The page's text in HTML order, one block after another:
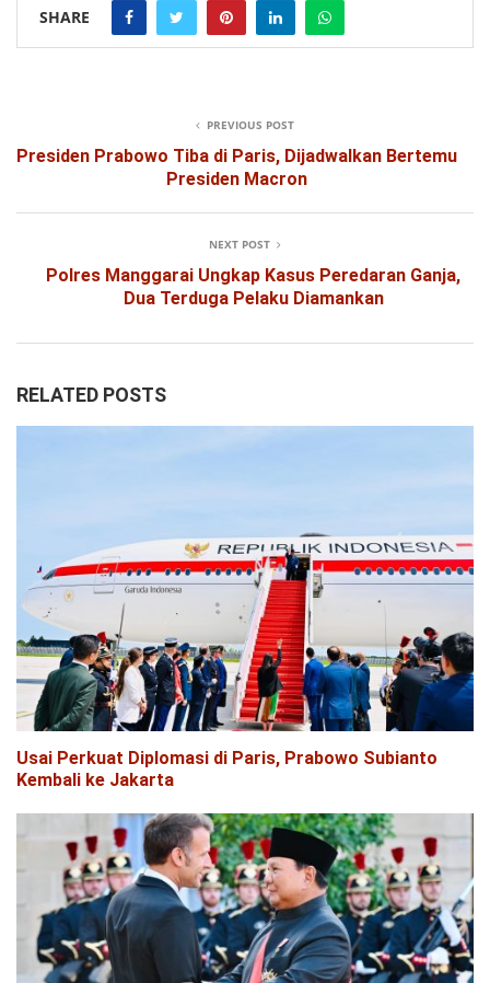
SHARE
PREVIOUS POST
Presiden Prabowo Tiba di Paris, Dijadwalkan Bertemu
Presiden Macron
NEXT POST
Polres Manggarai Ungkap Kasus Peredaran Ganja,
Dua Terduga Pelaku Diamankan
RELATED POSTS
Usai Perkuat Diplomasi di Paris, Prabowo Subianto
Kembali ke Jakarta